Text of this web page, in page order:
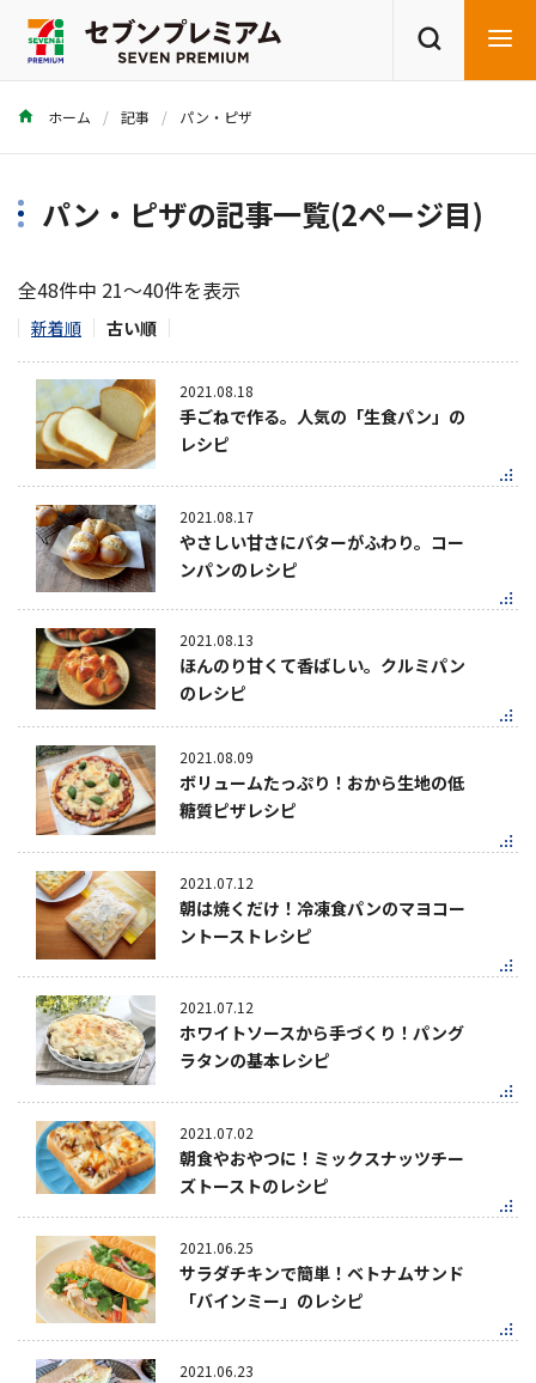
商品を探す レシピを探す
ホーム 記事 パン・ピザ
パン・ピザの記事一覧(2ページ目)
全48件中 21～40件を表示
新着順 古い順
2021.08.18
手ごねで作る。人気の「生食パン」の
レシピ
2021.08.17
やさしい甘さにバターがふわり。コー
ンパンのレシピ
2021.08.13
ほんのり甘くて香ばしい。クルミパン
のレシピ
2021.08.09
ボリュームたっぷり！おから生地の低
糖質ピザレシピ
2021.07.12
朝は焼くだけ！冷凍食パンのマヨコー
ントーストレシピ
2021.07.12
ホワイトソースから手づくり！パング
ラタンの基本レシピ
2021.07.02
朝食やおやつに！ミックスナッツチー
ズトーストのレシピ
2021.06.25
サラダチキンで簡単！ベトナムサンド
「バインミー」のレシピ
2021.06.23